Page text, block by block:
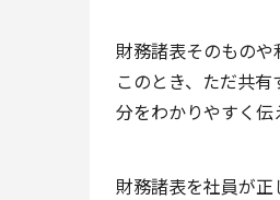
財務諸表そのものや
このとき、ただ共
分をわかりやすく伝
財務諸表を社員が